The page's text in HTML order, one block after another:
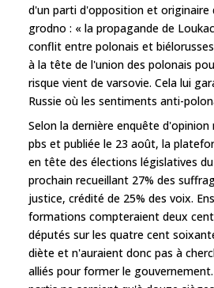
d'un parti d'opposition et originaire
grodno : « la propagande de
conflit entre polonais et
à la tête de l'union des polonais
risque vient de varsovie. Cela lui
Russie où les sentiments anti-
Selon la dernière enquête
pbs et publiée le 23 août, la
en tête des élections législatives
prochain recueillant 27% des
justice, crédité de 25% des voix.
formations compteraient deux
députés sur les quatre cent
diète et n'auraient donc pas à
alliés pour former le